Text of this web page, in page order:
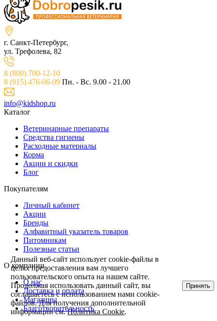
г. Санкт-Петербург,
ул. Трефолева, 82
8 (800) 700-12-10
8 (915) 476-06-09 Пн. - Вс. 9.00 - 21.00
info@kidshop.ru
Каталог
Ветeринарные препараты
Средства гигиены
Расходные материалы
Корма
Акции и скидки
Блог
Покупателям
Личный кабинет
Акции
Бренды
Алфавитный указатель товаров
Питомникам
Полезные статьи
О компании
О нас
Доставка и оплата
Магазины
Благотворительность
Данный веб-сайт использует cookie-файлы в
целях предоставления вам лучшего
пользовательского опыта на нашем сайте.
Продолжая использовать данный сайт, вы
соглашаетесь с использованием нами cookie-
файлов. Для получения дополнительной
информации см.Политика Cookie.
Принять